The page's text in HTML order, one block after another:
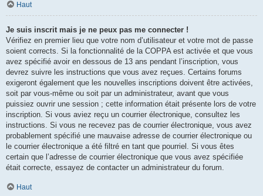
Haut
Je suis inscrit mais je ne peux pas me connecter !
Vérifiez en premier lieu que votre nom d’utilisateur et votre mot de passe
soient corrects. Si la fonctionnalité de la COPPA est activée et que vous
avez spécifié avoir en dessous de 13 ans pendant l’inscription, vous
devrez suivre les instructions que vous avez reçues. Certains forums
exigeront également que les nouvelles inscriptions doivent être activées,
soit par vous-même ou soit par un administrateur, avant que vous
puissiez ouvrir une session ; cette information était présente lors de votre
inscription. Si vous aviez reçu un courrier électronique, consultez les
instructions. Si vous ne recevez pas de courrier électronique, vous avez
probablement spécifié une mauvaise adresse de courrier électronique ou
le courrier électronique a été filtré en tant que pourriel. Si vous êtes
certain que l’adresse de courrier électronique que vous avez spécifiée
était correcte, essayez de contacter un administrateur du forum.
Haut